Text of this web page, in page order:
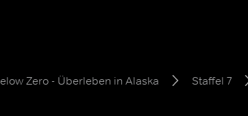
Zero - Überleben in Alaska Staffel 7